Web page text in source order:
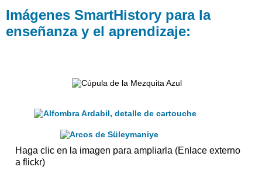
Imágenes SmartHistory para la
enseñanza y el aprendizaje:
Haga clic en la imagen para ampliarla (Enlace externo
a flickr)